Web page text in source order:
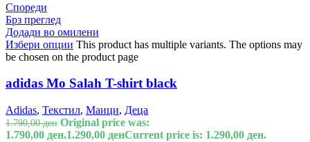
Спореди
Брз преглед
Додади во омилени
Избери опции This product has multiple variants. The options may
be chosen on the product page
adidas Mo Salah T-shirt black
Adidas, Текстил, Маици, Деца
1.790,00ден Original price was:
1.790,00 ден.1.290,00 денCurrent price is: 1.290,00 ден.